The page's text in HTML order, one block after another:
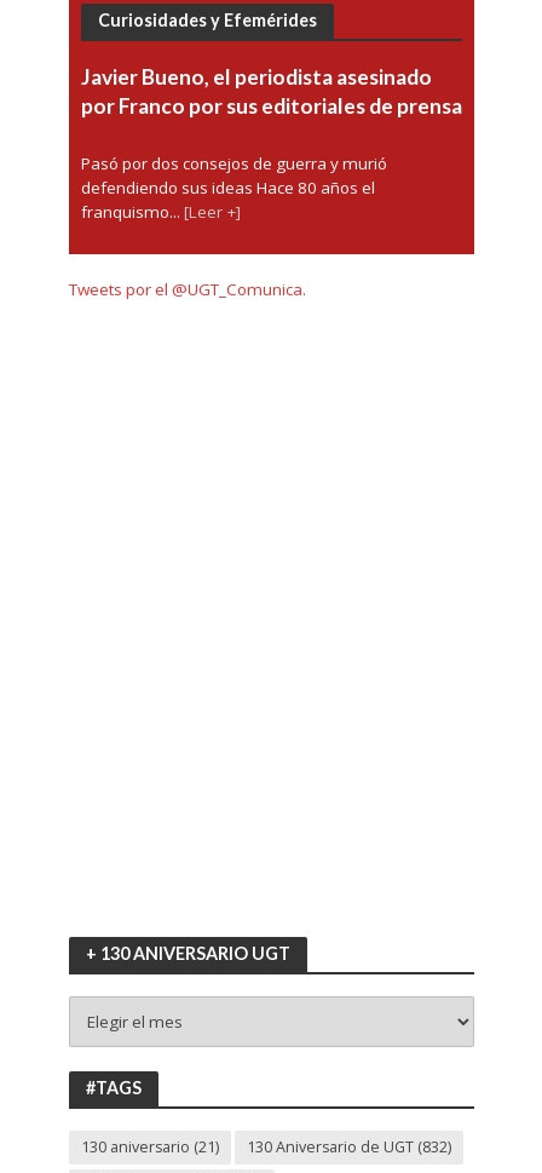
Curiosidades y Efemérides
Javier Bueno, el periodista asesinado
por Franco por sus editoriales de prensa
Pasó por dos consejos de guerra y murió
defendiendo sus ideas Hace 80 años el
franquismo... [Leer +]
Tweets por el @UGT_Comunica.
+ 130 ANIVERSARIO UGT
130
ANIVERSARIO
UGT
#TAGS
130 aniversario (21) 130 Aniversario de UGT(832)